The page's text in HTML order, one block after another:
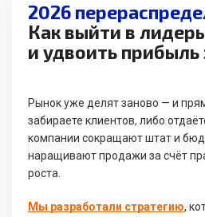
2026
Как выйти в
и удвоить
Рынок уже делят заново — и
забираете клиентов, либо
компании сокращают штат и
наращивают продажи за счёт
роста.
Мы разработали стратегию,